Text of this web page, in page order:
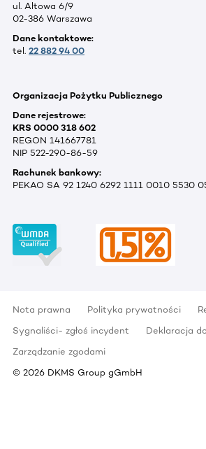
ul. Altowa 6/9
02-386 Warszawa
Dane kontaktowe:
tel. 22 882 94 00
Organizacja Pożytku Publicznego
Dane rejestrowe:
KRS 0000 318 602
REGON 141667781
NIP 522-290-86-59
Rachunek bankowy:
PEKAO SA 92 1240 6292 1111 0010 5530
Nota prawna Polityka prywatności
Sygnaliści- zgłoś incydent
Deklaracja
Zarządzanie zgodami
© 2026 DKMS Group gGmbH